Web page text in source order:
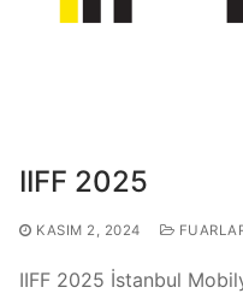
IIFF 2025
KASIM 2, 2024
IIFF 2025 İstanbul